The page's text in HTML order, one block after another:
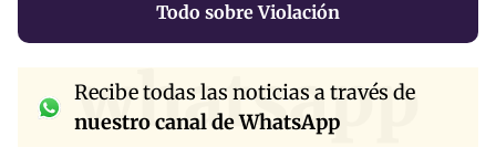
Todo sobre Violación
whatsapp
Recibe todas las noticias a través de
nuestro canal de WhatsApp